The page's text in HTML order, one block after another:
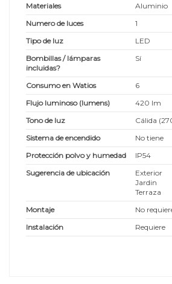
Materiales
Aluminio
Numero de luces
1
Tipo de luz
LED
Bombillas / lámparas
incluidas?
Sí
Consumo en Watios
6
Flujo luminoso (lumens)
420 lm
Tono de luz
Cálida
Sistema de encendido
No tiene
Protección polvo y humedad
IP54
Sugerencia de ubicación
Exterior
Jardin
Terraza
Montaje
No
Instalación
Requiere